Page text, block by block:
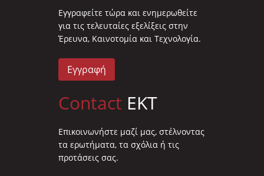
Eγγραφείτε τώρα και ενημερωθείτε
για τις τελευταίες εξελίξεις στην
Έρευνα, Καινοτομία και Τεχνολογία.
Εγγραφή
Contact EKT
Επικοινωνήστε μαζί μας, στέλνοντας
τα ερωτήματα, τα σχόλια ή τις
προτάσεις σας.